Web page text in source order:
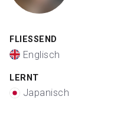
FLIESSEND
Englisch
LERNT
Japanisch